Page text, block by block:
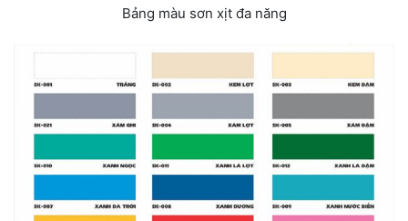
Bảng màu sơn xịt đa năng